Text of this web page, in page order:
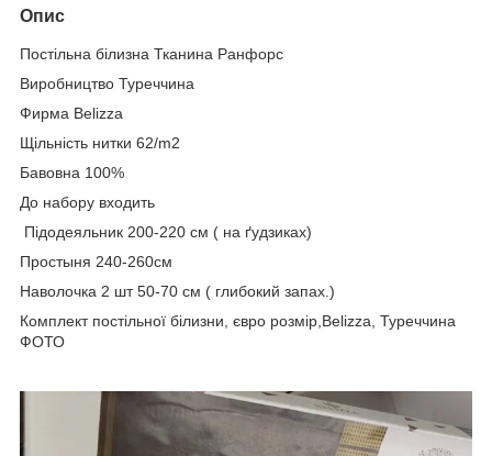
Опис
Постільна білизна Тканина Ранфорс
Виробництво Туреччина
Фирма Belizza
Щільність нитки 62/m2
Бавовна 100%
До набору входить
Підодеяльник 200-220 см ( на ґудзиках)
Простыня 240-260см
Наволочка 2 шт 50-70 см ( глибокий запах.)
Комплект постільної білизни, євро розмір,Belizza, Туреччина
ФОТО